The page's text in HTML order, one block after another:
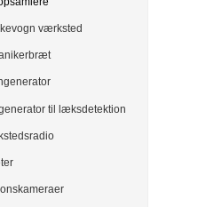
værksted
til læksdetektion